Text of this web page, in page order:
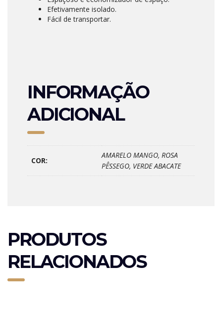
Efetivamente isolado.
Fácil de transportar.
INFORMAÇÃO
ADICIONAL
COR:
AMARELO MANGO, ROSA
PÊSSEGO, VERDE ABACATE
PRODUTOS
RELACIONADOS